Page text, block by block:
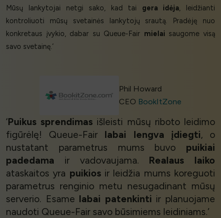
Mūsų lankytojai netgi sako, kad tai gera idėja , leidžianti
kontroliuoti mūsų svetainės lankytojų srautą. Pradėję nuo
konkretaus įvykio, dabar su Queue-Fair mielai saugome visą
savo svetainę.’
Phil Howard
CEO BookItZone
‘Puikus sprendimas išleisti mūsų riboto leidimo
figūrėlę! Queue-Fair labai lengva įdiegti, o
nustatant parametrus mums buvo puikiai
padedama ir vadovaujama. Realaus laiko
ataskaitos yra puikiosir leidžia mums koreguoti
parametrus renginio metu nesugadinant mūsų
serverio. Esame labai patenkinti ir planuojame
naudoti Queue-Fair savo būsimiems leidiniams.’